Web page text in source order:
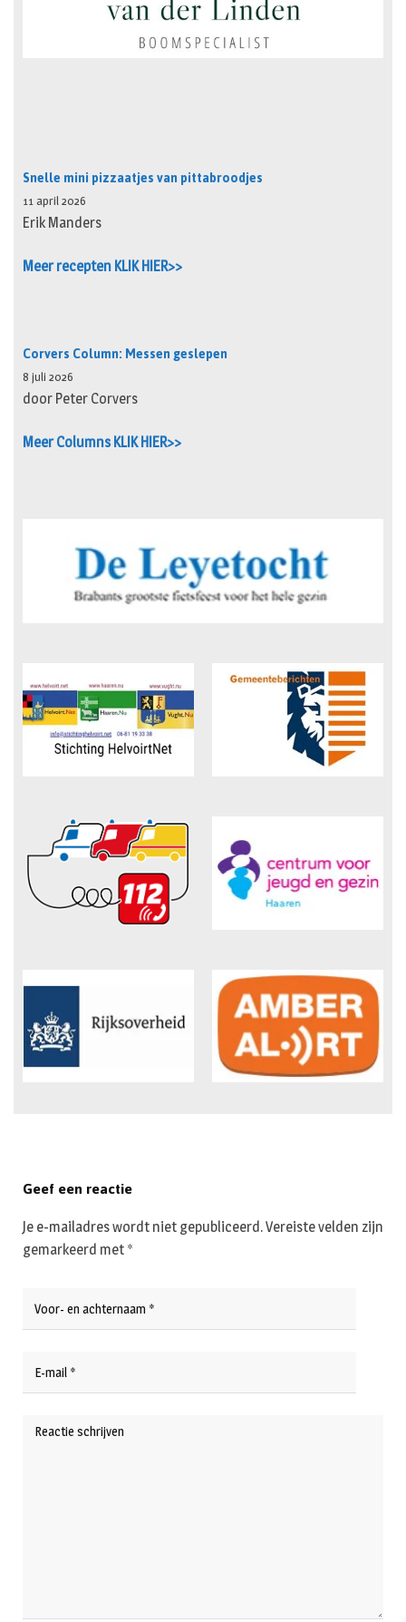
Snelle mini pizzaatjes van pittabroodjes
11 april 2026
Erik Manders
Meer recepten KLIK HIER>>
Corvers Column: Messen geslepen
8 juli 2026
door Peter Corvers
Meer Columns KLIK HIER>>
Geef een reactie
Je e-mailadres wordt niet gepubliceerd.Vereiste velden zijn
gemarkeerd met *